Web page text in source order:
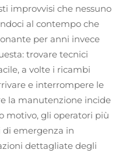
improvvisi che nessuno
al contempo che
per anni invece
trovare tecnici
a volte i ricambi
e interrompere le
la manutenzione incide
motivo, gli operatori più
emergenza in
dettagliate degli